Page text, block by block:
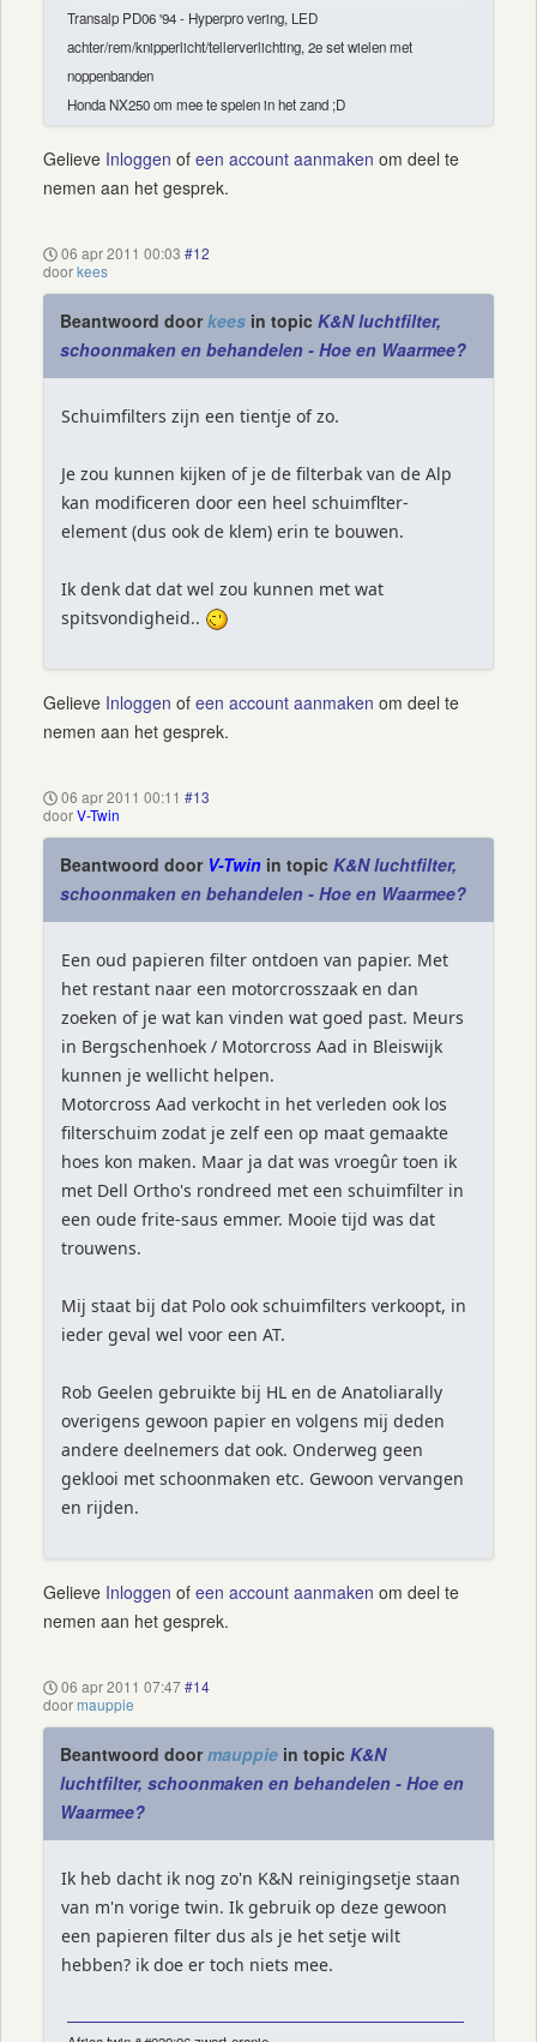
Transalp PD06 '94 - Hyperpro vering, LED
achter/rem/knipperlicht/tellerverlichting, 2e set wielen met
noppenbanden
Honda NX250 om mee te spelen in het zand ;D
Gelieve Inloggen of een account aanmaken om deel te
nemen aan het gesprek.
06 apr 2011 00:03 #12
doorkees
Beantwoord doorkees in topic K&N luchtfilter,
schoonmaken en behandelen - Hoe en Waarmee?
Schuimfilters zijn een tientje of zo.
Je zou kunnen kijken of je de filterbak van de Alp
kan modificeren door een heel schuimflter-
element (dus ook de klem) erin te bouwen.
Ik denk dat dat wel zou kunnen met wat
spitsvondigheid..
Gelieve Inloggen of een account aanmaken om deel te
nemen aan het gesprek.
06 apr 2011 00:11 #13
doorV-Twin
Beantwoord door V-Twin in topic K&N luchtfilter,
schoonmaken en behandelen - Hoe en Waarmee?
Een oud papieren filter ontdoen van papier. Met
het restant naar een motorcrosszaak en dan
zoeken of je wat kan vinden wat goed past. Meurs
in Bergschenhoek / Motorcross Aad in Bleiswijk
kunnen je wellicht helpen.
Motorcross Aad verkocht in het verleden ook los
filterschuim zodat je zelf een op maat gemaakte
hoes kon maken. Maar ja dat was vroegûr toen ik
met Dell Ortho's rondreed met een schuimfilter in
een oude frite-saus emmer. Mooie tijd was dat
trouwens.
Mij staat bij dat Polo ook schuimfilters verkoopt, in
ieder geval wel voor een AT.
Rob Geelen gebruikte bij HL en de Anatoliarally
overigens gewoon papier en volgens mij deden
andere deelnemers dat ook. Onderweg geen
geklooi met schoonmaken etc. Gewoon vervangen
en rijden.
Gelieve Inloggen of een account aanmaken om deel te
nemen aan het gesprek.
06 apr 2011 07:47 #14
doormauppie
Beantwoord doormauppie in topic K&N
luchtfilter, schoonmaken en behandelen - Hoe en
Waarmee?
Ik heb dacht ik nog zo'n K&N reinigingsetje staan
van m'n vorige twin. Ik gebruik op deze gewoon
een papieren filter dus als je het setje wilt
hebben? ik doe er toch niets mee.